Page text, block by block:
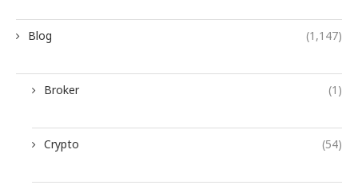
Blog (1,147)
Broker (1)
Crypto (54)